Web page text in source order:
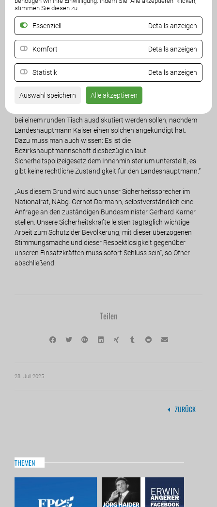
stimmen Sie diesen zu.
Essenziell Details anzeigen
Komfort Details anzeigen
Statistik Details anzeigen
Auswahl speichern Alle akzeptieren
Staatsgewalt geleistet wurde, weshalb es zu mehreren
Anzeigen gekommen sein soll. Ich persönlich gehe auch nicht
davon aus, dass Menschen, die mit hasserfüllten
Spruchbannern wie ,Heimat im Herzen – Scheiße im Hirn‘
angereist sind, tatsächlich an einem friedvollen Gedenken
interessiert waren. Welch Geistes Kinder sich bei diesem Camp
- mit solchen Botschaften auf dem Transparent - getroffen
haben, wissen wir somit. Dass nun aber die Grüne Abgeordnete
Olga Voglauer dienstrechtliche Konsequenzen fordert, entbehrt
wohl jeglicher Grundlage! Ebenso stellt sich die Frage, ob
bei einem runden Tisch ausdiskutiert werden sollen, nachdem
Landeshauptmann Kaiser einen solchen angekündigt hat.
Dazu muss man auch wissen: Es ist die
Bezirkshauptmannschaft diesbezüglich laut
Sicherheitspolizeigesetz dem Innenministerium unterstellt, es
gibt keine rechtliche Zuständigkeit für den Landeshauptmann.“
„Aus diesem Grund wird auch unser Sicherheitssprecher im
Nationalrat, NAbg. Gernot Darmann, selbstverständlich eine
Anfrage an den zuständigen Bundesminister Gerhard Karner
stellen. Unsere Sicherheitskräfte leisten tagtäglich wichtige
Arbeit zum Schutz der Bevölkerung, mit dieser überzogenen
Stimmungsmache und dieser Respektlosigkeit gegenüber
unseren Einsatzkräften muss sofort Schluss sein“, so Ofner
abschließend.
Teilen
28. Juli 2025
ZURÜCK
THEMEN